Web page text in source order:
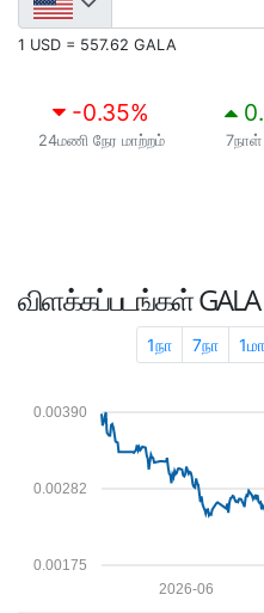
1 USD = 557.62 GALA
-0.35%
24மணி நேர மாற்றம்
விளக்கப்படங்கள்
1நா 7நா 1மா
0.00175
0.00282
0.00390
2026-06